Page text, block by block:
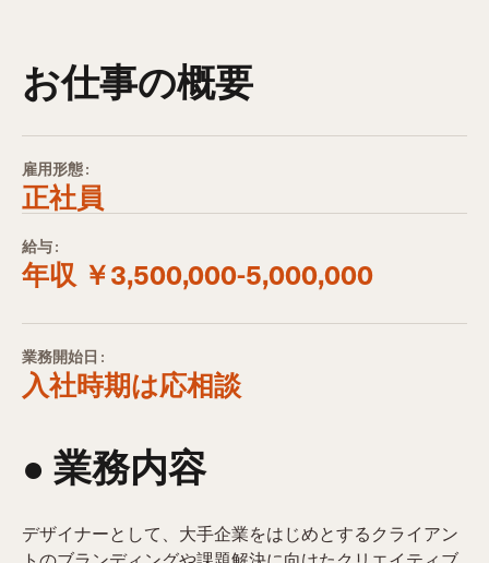
お仕事の概要
雇用形態:
正社員
給与:
年収 ￥3,500,000-5,000,000
業務開始日:
入社時期は応相談
● 業務内容​
デザイナーとして、大手企業をはじめとするクライアン